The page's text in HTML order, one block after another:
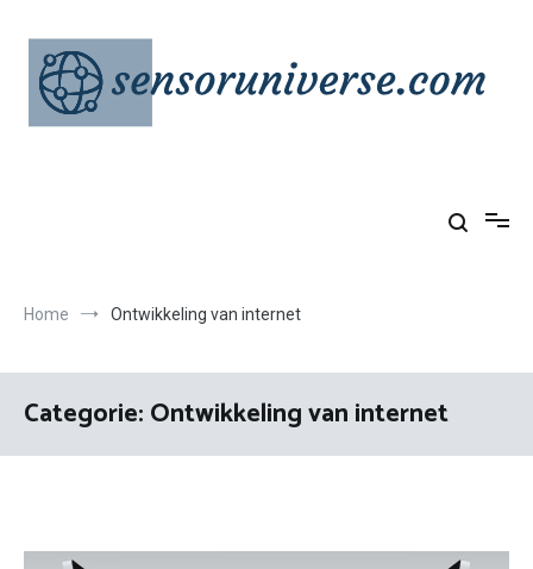
content
Home Ontwikkeling van internet
Categorie:Ontwikkeling van internet